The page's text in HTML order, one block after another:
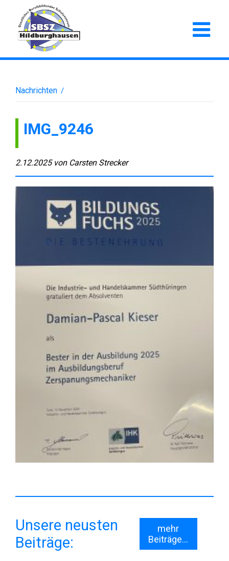
Nachrichten /
IMG_9246
2.12.2025 von Carsten Strecker
Unsere neusten
Beiträge:
mehr
Beiträge...